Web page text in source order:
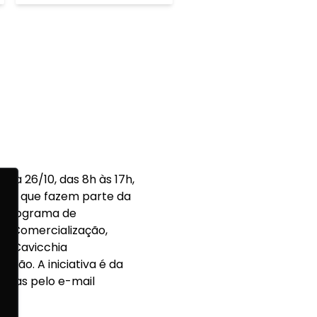
26/10, das 8h às 17h,
que fazem parte da
de
Comercialização,
Cavicchia
A iniciativa é da
pelo e-mail